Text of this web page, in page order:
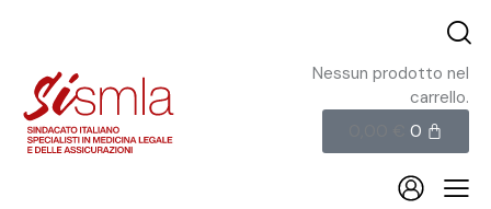
Nessun prodotto nel
carrello.
0